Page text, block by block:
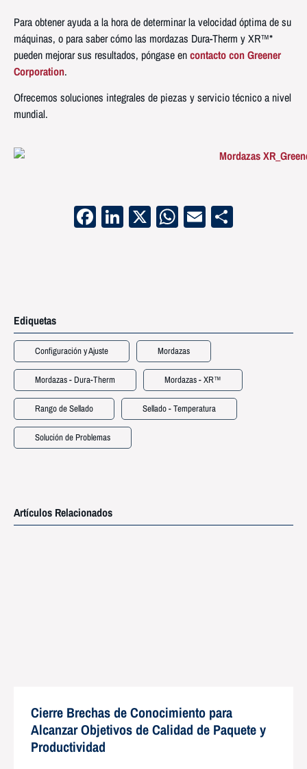
Para obtener ayuda a la hora de determinar la velocidad óptima de su
máquinas, o para saber cómo las mordazas Dura-Therm y XR™*
pueden mejorar sus resultados, póngase encontacto con Greener
Corporation.
Ofrecemos soluciones integrales de piezas y servicio técnico a nivel
mundial.
Facebook
LinkedIn
X WhatsApp
Email
Ediquetas
Configuración y Ajuste Mordazas
Mordazas - Dura-Therm Mordazas - XR™
Rango de Sellado Sellado - Temperatura
Solución de Problemas
Artículos Relacionados
Cierre Brechas de Conocimiento para
Alcanzar Objetivos de Calidad de Paquete y
Productividad